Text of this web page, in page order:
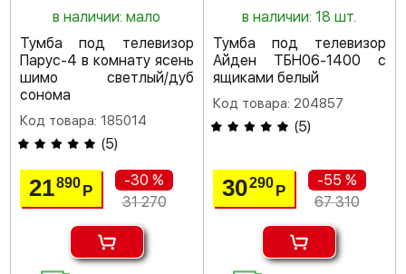
в наличии: мало
Тумба под телевизор
Парус-4 в комнату ясень
шимо светлый/дуб
сонома
Код товара: 185014
(5)
21890Р
-30 %
31 270
в наличии: 18 шт.
Тумба под телевизор
Айден ТБН06-1400 с
ящиками белый
Код товара: 204857
(5)
30290 Р
-55 %
67 310